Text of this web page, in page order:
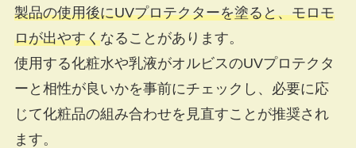
製品の使用後にUVプロテクターを塗ると、モロモ
ロが出やすくなることがあります。
使用する化粧水や乳液がオルビスのUVプロテクタ
ーと相性が良いかを事前にチェックし、必要に応
じて化粧品の組み合わせを見直すことが推奨され
ます。